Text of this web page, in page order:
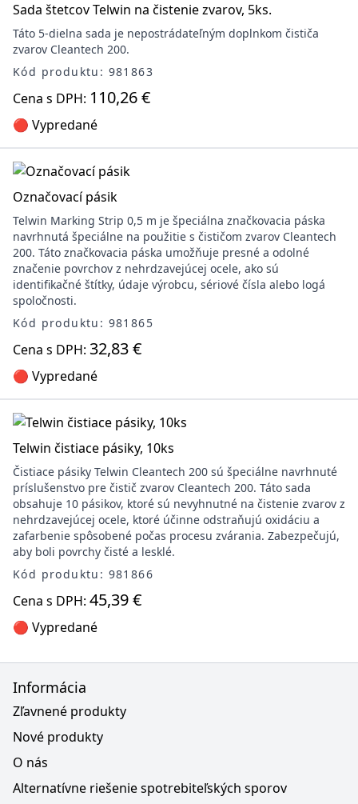
Sada štetcov Telwin na čistenie zvarov, 5ks.
Táto 5-dielna sada je nepostrádateľným doplnkom čističa
zvarov Cleantech 200.
Kód produktu: 981863
Cena s DPH: 110,26 €
🔴 Vypredané
Označovací pásik
Telwin Marking Strip 0,5 m je špeciálna značkovacia páska
navrhnutá špeciálne na použitie s čističom zvarov Cleantech
200. Táto značkovacia páska umožňuje presné a odolné
značenie povrchov z nehrdzavejúcej ocele, ako sú
identifikačné štítky, údaje výrobcu, sériové čísla alebo logá
spoločnosti.
Kód produktu: 981865
Cena s DPH: 32,83 €
🔴 Vypredané
Telwin čistiace pásiky, 10ks
Čistiace pásiky Telwin Cleantech 200 sú špeciálne navrhnuté
príslušenstvo pre čistič zvarov Cleantech 200. Táto sada
obsahuje 10 pásikov, ktoré sú nevyhnutné na čistenie zvarov z
nehrdzavejúcej ocele, ktoré účinne odstraňujú oxidáciu a
zafarbenie spôsobené počas procesu zvárania. Zabezpečujú,
aby boli povrchy čisté a lesklé.
Kód produktu: 981866
Cena s DPH: 45,39 €
🔴 Vypredané
Informácia
Zľavnené produkty
Nové produkty
O nás
Alternatívne riešenie spotrebiteľských sporov